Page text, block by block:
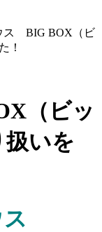
ス BIG BOX（ビ
！
（ビッ
いを